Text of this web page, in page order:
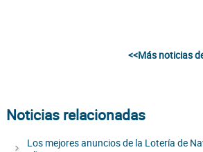
<<Más noticias
Noticias relacionadas
Los mejores anuncios de la Lotería de